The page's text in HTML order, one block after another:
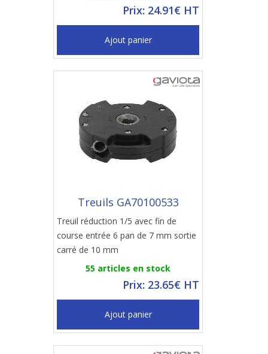
Prix: 24.91€ HT
Ajout panier
Treuils GA70100533
Treuil réduction 1/5 avec fin de
course entrée 6 pan de 7 mm sortie
carré de 10 mm
55 articles en stock
Prix: 23.65€ HT
Ajout panier